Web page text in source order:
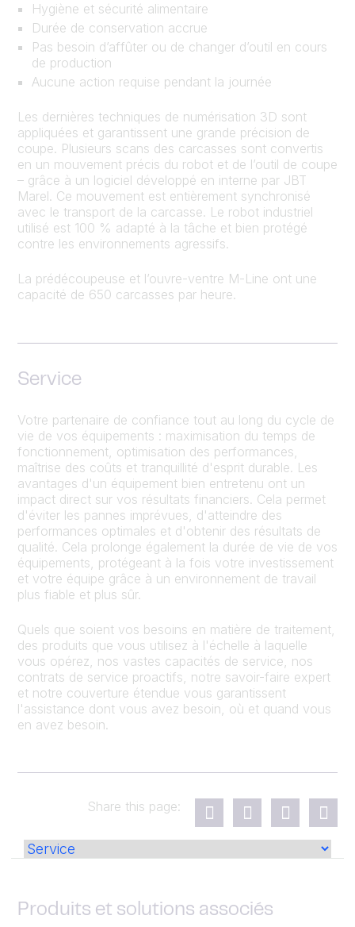
Hygiène et sécurité alimentaire
Durée de conservation accrue
Pas besoin d’affûter ou de changer d’outil en cours
de production
Aucune action requise pendant la journée
Les dernières techniques de numérisation 3D sont
appliquées et garantissent une grande précision de
coupe. Plusieurs scans des carcasses sont convertis
en un mouvement précis du robot et de l’outil de coupe
– grâce à un logiciel développé en interne par JBT
Marel. Ce mouvement est entièrement synchronisé
avec le transport de la carcasse. Le robot industriel
utilisé est 100 % adapté à la tâche et bien protégé
contre les environnements agressifs.
La prédécoupeuse et l’ouvre-ventre M-Line ont une
capacité de 650 carcasses par heure.
Service
Votre partenaire de confiance tout au long du cycle de
vie de vos équipements : maximisation du temps de
fonctionnement, optimisation des performances,
maîtrise des coûts et tranquillité d'esprit durable. Les
avantages d'un équipement bien entretenu ont un
impact direct sur vos résultats financiers. Cela permet
d'éviter les pannes imprévues, d'atteindre des
performances optimales et d'obtenir des résultats de
qualité. Cela prolonge également la durée de vie de vos
équipements, protégeant à la fois votre investissement
et votre équipe grâce à un environnement de travail
plus fiable et plus sûr.
Quels que soient vos besoins en matière de traitement,
des produits que vous utilisez à l'échelle à laquelle
vous opérez, nos vastes capacités de service, nos
contrats de service proactifs, notre savoir-faire expert
et notre couverture étendue vous garantissent
l'assistance dont vous avez besoin, où et quand vous
en avez besoin.
Share this page:
Produits et solutions associés